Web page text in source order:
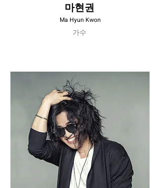
마현권
Ma Hyun Kwon
가수